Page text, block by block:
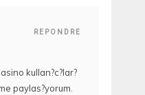
REPONDRE
kullan?c?lar?
paylas?yorum.